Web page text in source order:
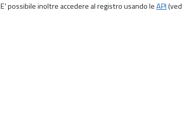
E' possibile inoltre accedere al registro usando leAPI